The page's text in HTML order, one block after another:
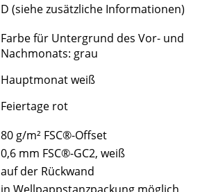
D (siehe zusätzliche Informationen)
Farbe für Untergrund des Vor- und
Nachmonats: grau
Hauptmonat weiß
Feiertage rot
80 g/m² FSC®-Offset
0,6 mm FSC®-GC2, weiß
auf der Rückwand